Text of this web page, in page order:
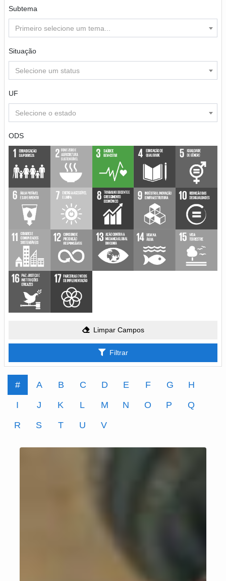
Subtema
Primeiro selecione um tema...
Situação
Selecione um status
UF
Selecione o estado
ODS
Limpar Campos
Filtrar
# A B C D E F G
H
I
J K L M N O P
Q
R
S T U V